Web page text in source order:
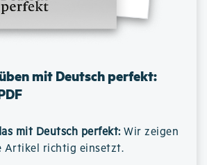
mit Deutsch perfekt:
mit Deutsch perfekt: Wir zeigen
Artikel richtig einsetzt.